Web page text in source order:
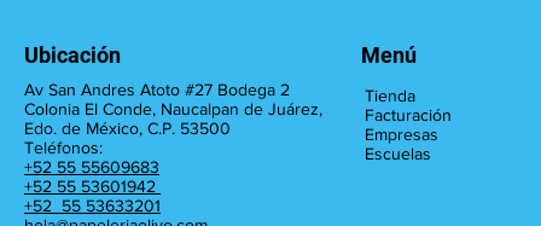
Av San Andres Atoto #27 Bodega 2
Colonia El Conde, Naucalpan de Juárez,
Edo. de México, C.P. 53500
Teléfonos:
+52 55 55609683
+52 55 53601942
+52 55 53633201
Ubicación
Tienda
Facturación
Empresas
Escuelas
Menú